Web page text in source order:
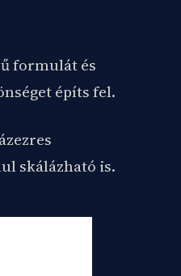
formulát és
építs fel.
skálázható is.